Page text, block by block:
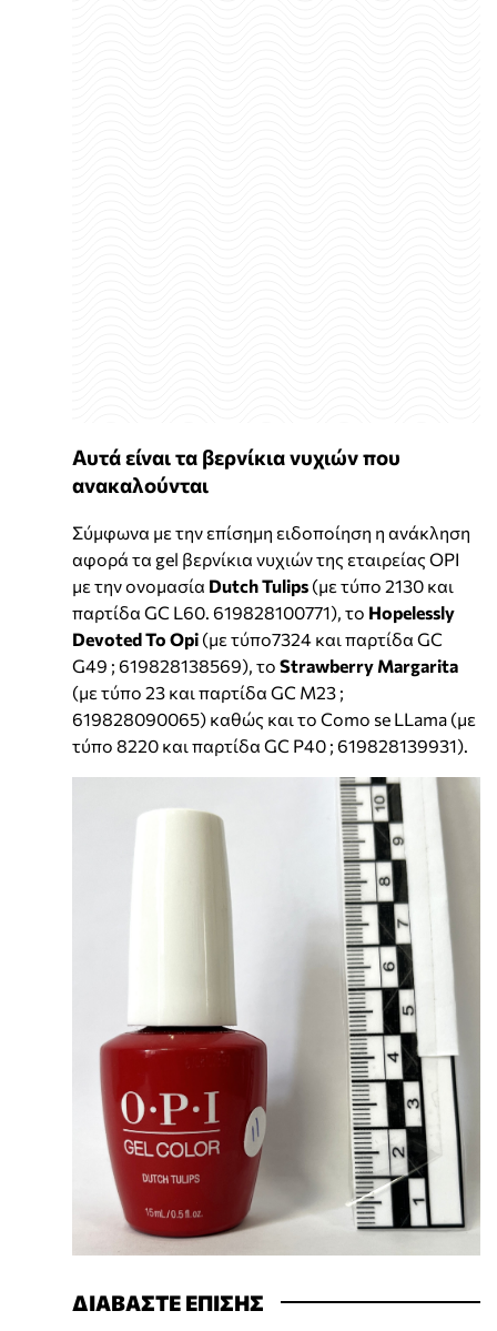
Αυτά είναι τα βερνίκια νυχιών που
ανακαλούνται
Σύμφωνα με την επίσημη ειδοποίηση η ανάκληση
αφορά τα gel βερνίκια νυχιών της εταιρείας OPI
με την ονομασία Dutch Tulips (με τύπο 2130 και
παρτίδα GC L60. 619828100771), το Hopelessly
Devoted To Opi (με τύπο7324 και παρτίδα GC
G49 ; 619828138569), το Strawberry Margarita
(με τύπο 23 και παρτίδα GC M23 ;
619828090065) καθώς και το Como se LLama (με
τύπο 8220 και παρτίδα GC P40 ; 619828139931).
ΔΙΑΒΑΣΤΕ ΕΠΙΣΗΣ